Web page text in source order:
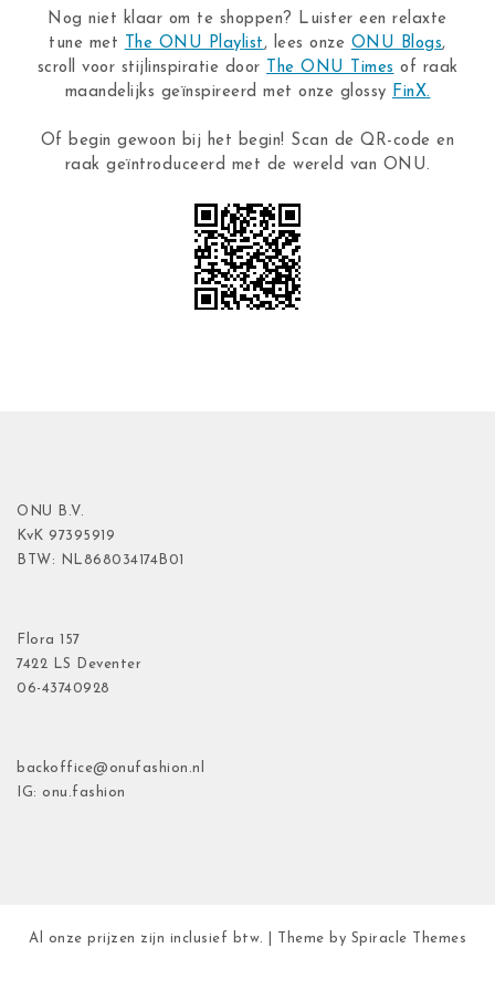
Nog niet klaar om te shoppen? Luister een relaxte
tune met
The ONU Playlist , lees onze ONU Blogs,
scroll voor stijlinspiratie door
The ONU Times of raak
maandelijks geïnspireerd met onze glossy FinX.
Of begin gewoon bij het begin! Scan de QR-code en
raak geïntroduceerd met de wereld van ONU.
ONU B.V.
KvK 97395919
BTW: NL868034174B01
Flora 157
7422 LS Deventer
06-43740928
backoffice@onufashion.nl
IG: onu.fashion
Al onze prijzen zijn inclusief btw. | Theme by Spiracle Themes